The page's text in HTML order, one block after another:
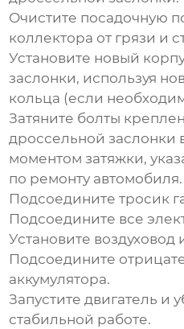
Очистите посадочную
коллектора от грязи и
Установите новый
заслонки, используя
кольца (если
Затяните болты
дроссельной заслонки
моментом затяжки,
по ремонту автомобиля.
Подсоедините тросик
Подсоедините все
Установите
Подсоедините
аккумулятора.
Запустите двигатель и
стабильной работе.